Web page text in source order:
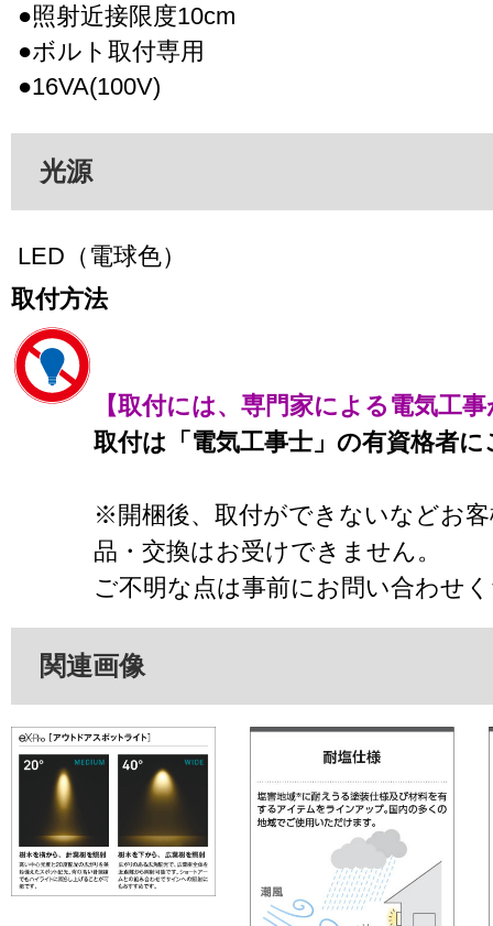
●照射近接限度10cm
●ボルト取付専用
●16VA(100V)
光源
LED（電球色）
取付方法
【取付には、専門家による電気工
取付は「電気工事士」の有資格者
※開梱後、取付ができないなどお
品・交換はお受けできません。
ご不明な点は事前にお問い合わせ
関連画像